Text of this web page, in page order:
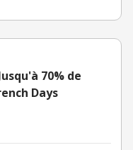
70% de
Days